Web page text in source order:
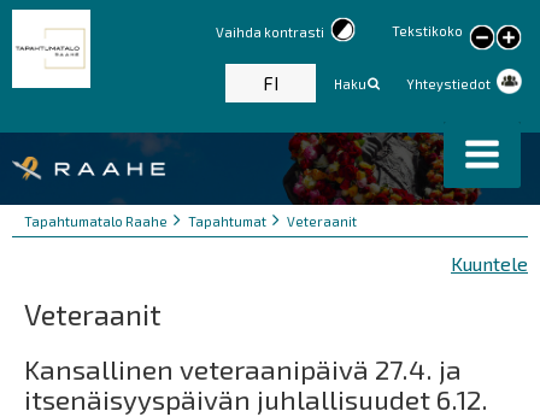
Tekstikoko
text
Vaihda kontrasti
Haku Yhteystiedot
FI
Murupolku
You
Tapahtumatalo Raahe Tapahtumat Veteraanit
Kuuntele
Veteraanit
Kansallinen veteraanipäivä 27.4. ja
itsenäisyyspäivän juhlallisuudet 6.12.